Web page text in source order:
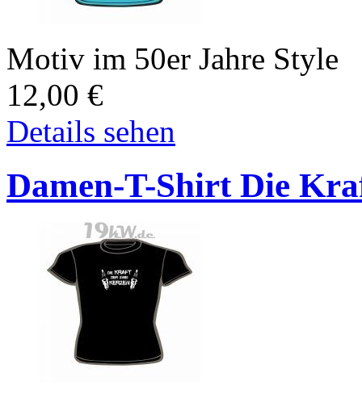
Motiv im 50er Jahre Style
12,00 €
Details sehen
Damen-T-Shirt Die